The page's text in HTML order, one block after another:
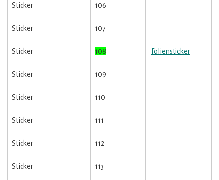
Sticker 106
Sticker 107
Sticker 108 Foliensticker
Sticker 109
Sticker 110
Sticker 111
Sticker 112
Sticker 113